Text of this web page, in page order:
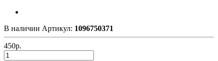
В наличии Артикул: 1096750371
450р.